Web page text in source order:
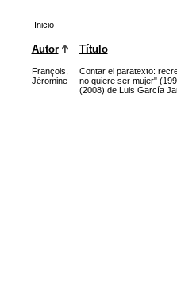
Inicio
Autor Título
François,
Jéromine
Contar el paratexto:
no quiere ser mujer"
(2008) de Luis García